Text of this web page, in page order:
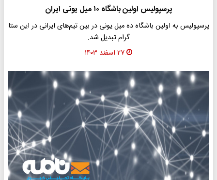
پرسپولیس اولین باشگاه ۱۰ میل یونی ایران
پرسپولیس به اولین باشگاه ده میل یونی در بین تیم‌های ایرانی در این ستا
گرام تبدیل شد.
۲۷ اسفند ۱۴۰۳